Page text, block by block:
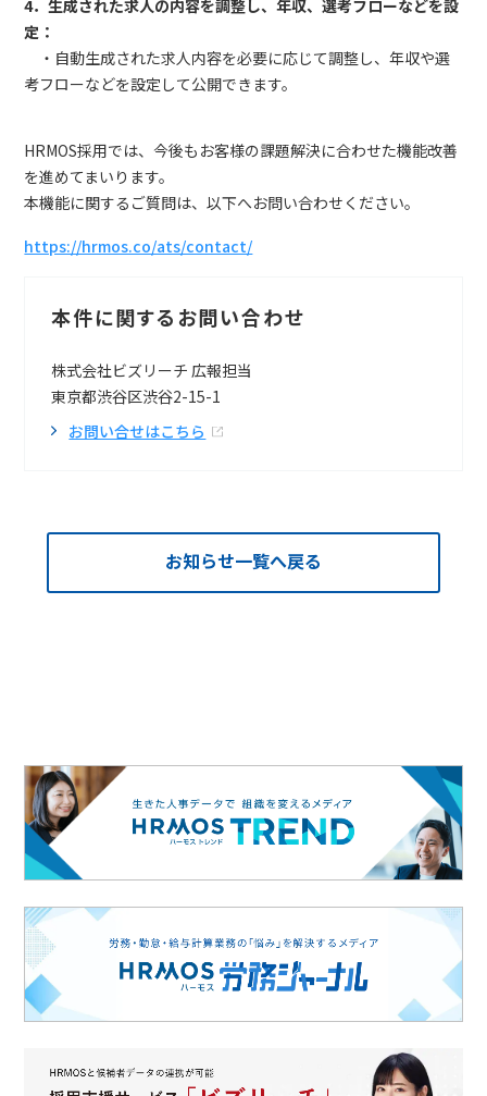
4．生成された求人の内容を調整し、年収、選考フローなどを設
定：
・自動生成された求人内容を必要に応じて調整し、年収や選
考フローなどを設定して公開できます。
HRMOS採用では、今後もお客様の課題解決に合わせた機能改善
を進めてまいります。
本機能に関するご質問は、以下へお問い合わせください。
https://hrmos.co/ats/contact/
本件に関するお問い合わせ
株式会社ビズリーチ 広報担当
東京都渋谷区渋谷2-15-1
お問い合せはこちら
お知らせ一覧へ戻る